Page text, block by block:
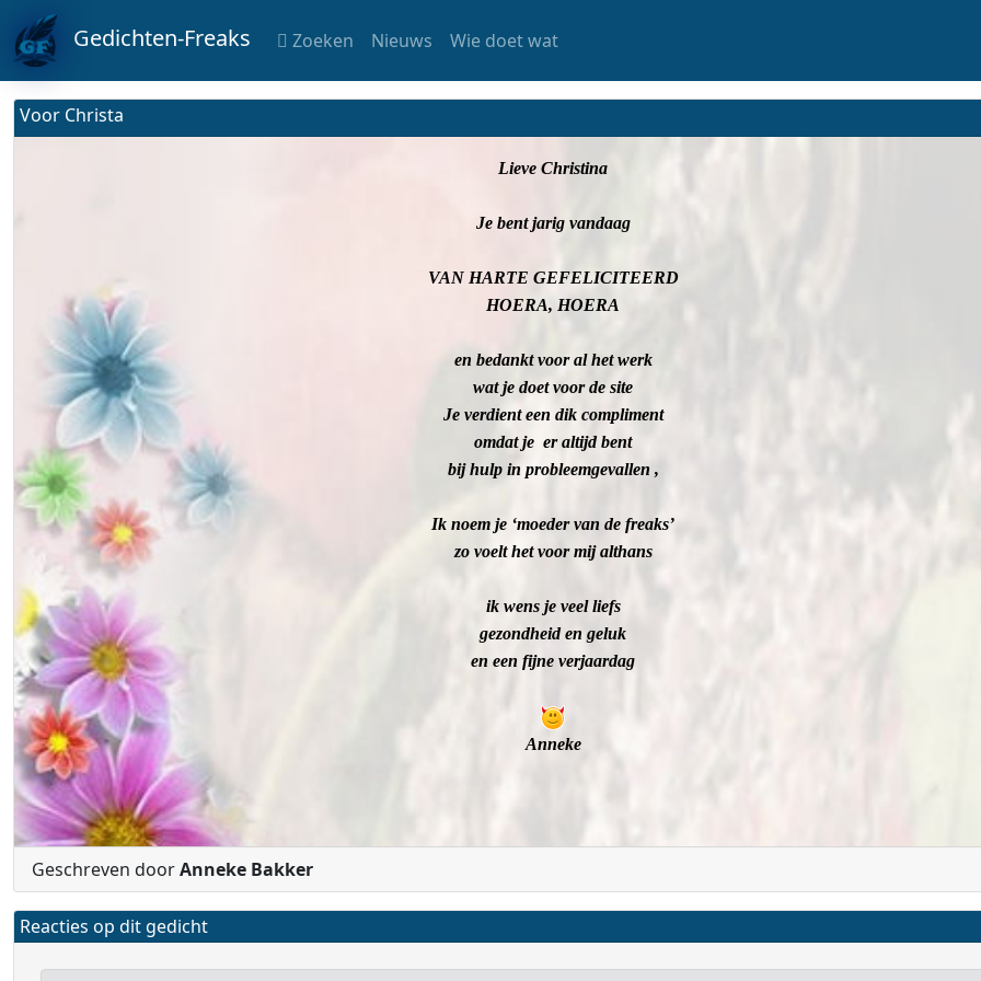
Gedichten-Freaks Zoeken Nieuws Wie doet wat
Voor Christa
Lieve Christina
Je bent jarig vandaag
VAN HARTE GEFELICITEERD
HOERA, HOERA
en bedankt voor al het werk
wat je doet voor de site
Je verdient een dik compliment
omdat je er altijd bent
bij hulp in probleemgevallen ,
Ik noem je ‘moeder van de freaks’
zo voelt het voor mij althans
ik wens je veel liefs
gezondheid en geluk
en een fijne verjaardag
Anneke
Geschreven doorAnneke Bakker
Reacties op dit gedicht